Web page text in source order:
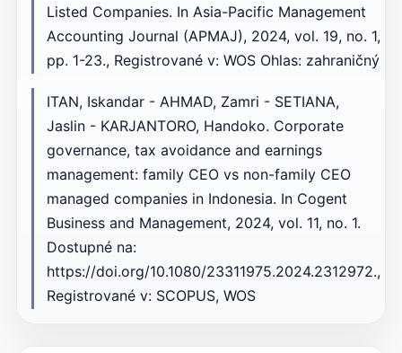
Listed Companies. In Asia-Pacific Management
Accounting Journal (APMAJ), 2024, vol. 19, no. 1,
pp. 1-23., Registrované v: WOS Ohlas: zahraničný
ITAN, Iskandar - AHMAD, Zamri - SETIANA,
Jaslin - KARJANTORO, Handoko. Corporate
governance, tax avoidance and earnings
management: family CEO vs non-family CEO
managed companies in Indonesia. In Cogent
Business and Management, 2024, vol. 11, no. 1.
Dostupné na:
https://doi.org/10.1080/23311975.2024.2312972.,
Registrované v: SCOPUS, WOS